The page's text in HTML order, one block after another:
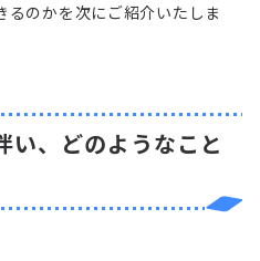
のかを次にご紹介いたしま
い、どのようなこと